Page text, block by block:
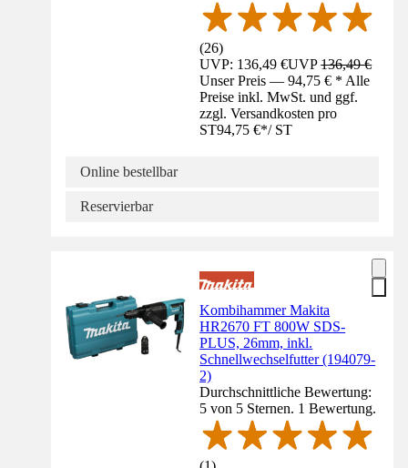
(26)
UVP: 136,49 €UVP136,49 €
Unser Preis — 94,75 € * Alle
Preise inkl. MwSt. und ggf.
zzgl. Versandkosten pro
ST94,75 €*/ ST
Online bestellbar
Reservierbar
Kombihammer Makita
HR2670 FT 800W SDS-
PLUS, 26mm, inkl.
Schnellwechselfutter (194079-
2)
Durchschnittliche Bewertung:
5 von 5 Sternen. 1 Bewertung.